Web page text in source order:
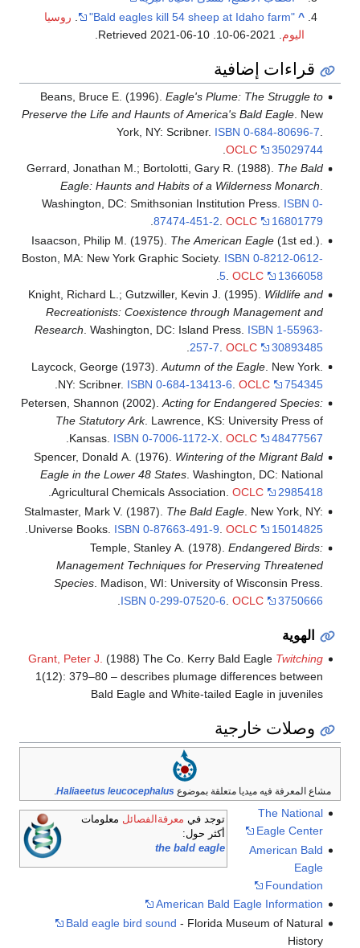
^
"Bald eagles kill 54 sheep at Idaho farm"
.
روسيا
اليوم. 2021-06-10
. Retrieved
2021-06-10
.
قراءات إضافية
Beans, Bruce E. (1996).Eagle's Plume: The Struggle to
Preserve the Life and Haunts of America's Bald Eagle . New
York, NY: Scribner.ISBN 0-684-80696-7
OCLC
35029744
.
Gerrard, Jonathan M.; Bortolotti, Gary R. (1988).The Bald
Eagle: Haunts and Habits of a Wilderness Monarch
Washington, DC: Smithsonian Institution Press.ISBN 0-
87474-451-2 .OCLC 16801779
.
Isaacson, Philip M. (1975).The American Eagle (1st ed.).
Boston, MA: New York Graphic Society.ISBN 0-8212-0612-
5 .OCLC 1366058
.
Knight, Richard L.; Gutzwiller, Kevin J. (1995).Wildlife and
Recreationists: Coexistence through Management and
Research . Washington, DC: Island Press.ISBN 1-55963-
257-7 .OCLC 30893485
.
Laycock, George (1973).Autumn of the Eagle . New York.
NY: Scribner.ISBN 0-684-13413-6 .OCLC 754345
.
Petersen, Shannon (2002).Acting for Endangered Species:
The Statutory Ark . Lawrence, KS: University Press of
Kansas.ISBN 0-7006-1172-X .OCLC 48477567
.
Spencer, Donald A. (1976).Wintering of the Migrant Bald
Eagle in the Lower 48 States . Washington, DC: National
Agricultural Chemicals Association.OCLC 2985418
.
Stalmaster, Mark V. (1987).The Bald Eagle . New York, NY:
Universe Books.ISBN 0-87663-491-9 .OCLC 15014825
.
Temple, Stanley A. (1978).Endangered Birds:
Management Techniques for Preserving Threatened
Species . Madison, WI: University of Wisconsin Press.
ISBN 0-299-07520-6 .OCLC 3750666
.
الهوية
Grant, Peter J. (1988) The Co. Kerry Bald EagleTwitching
1(12): 379–80 – describes plumage differences between
Bald Eagle and White-tailed Eagle in juveniles
وصلات خارجية
مشاع المعرفة فيه ميديا متعلقة بموضوعHaliaeetus leucocephalus
.
توجد في معرفةالفصائل معلومات
أكثر حول:
the bald eagle
The National
Eagle Center
American Bald
Eagle
Foundation
American Bald Eagle Information
Bald eagle bird sound - Florida Museum of Natural
History